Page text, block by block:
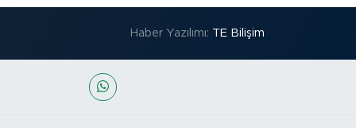
Haber Yazılımı: TE Bilişim